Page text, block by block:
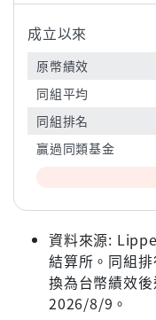
成立以來
原幣績效
同組平均
同組排名
贏過同類基金
資料來源:
結算所。同組
換為台幣績效
2026/8/9。